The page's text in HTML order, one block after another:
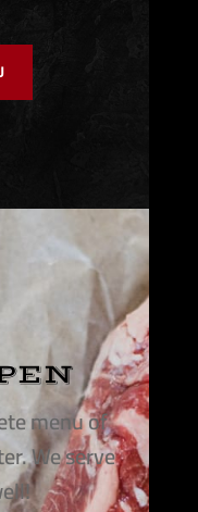
menu of
We serve